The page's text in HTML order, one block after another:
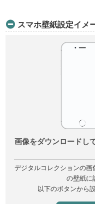
スマホ壁紙設定イメ
画像をダウンロードし
デジタルコレクションの
の壁紙に
以下のボタンから